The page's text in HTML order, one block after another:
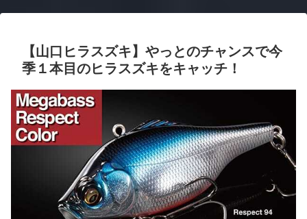
【山口ヒラスズキ】やっとのチャンスで今
季１本目のヒラスズキをキャッチ！